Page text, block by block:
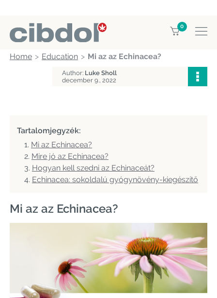
0
Home Education Mi az az Echinacea?
Author: Luke Sholl
december 9., 2022
Tartalomjegyzék:
Mi az Echinacea?
Mire jó az Echinacea?
Hogyan kell szedni az Echinaceát?
Echinacea: sokoldalú gyógynövény-kiegészítő
Mi az az Echinacea?